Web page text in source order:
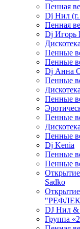
Пенная
Dj Нил (г.
Пенная
Dj Игорь
Пенные
Пенные
Dj Анна
Пенные
Пенные
Пенные
Пенные
Dj Kenia
Пенные
Пенные
Sadko
DJ Нил &
Группа